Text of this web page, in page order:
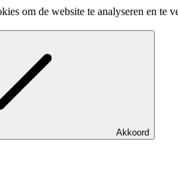
om de website te analyseren en te
Akkoord